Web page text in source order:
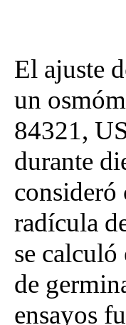
El ajuste
un
84321,
durante
consideró
radícula
se
de
ensayos